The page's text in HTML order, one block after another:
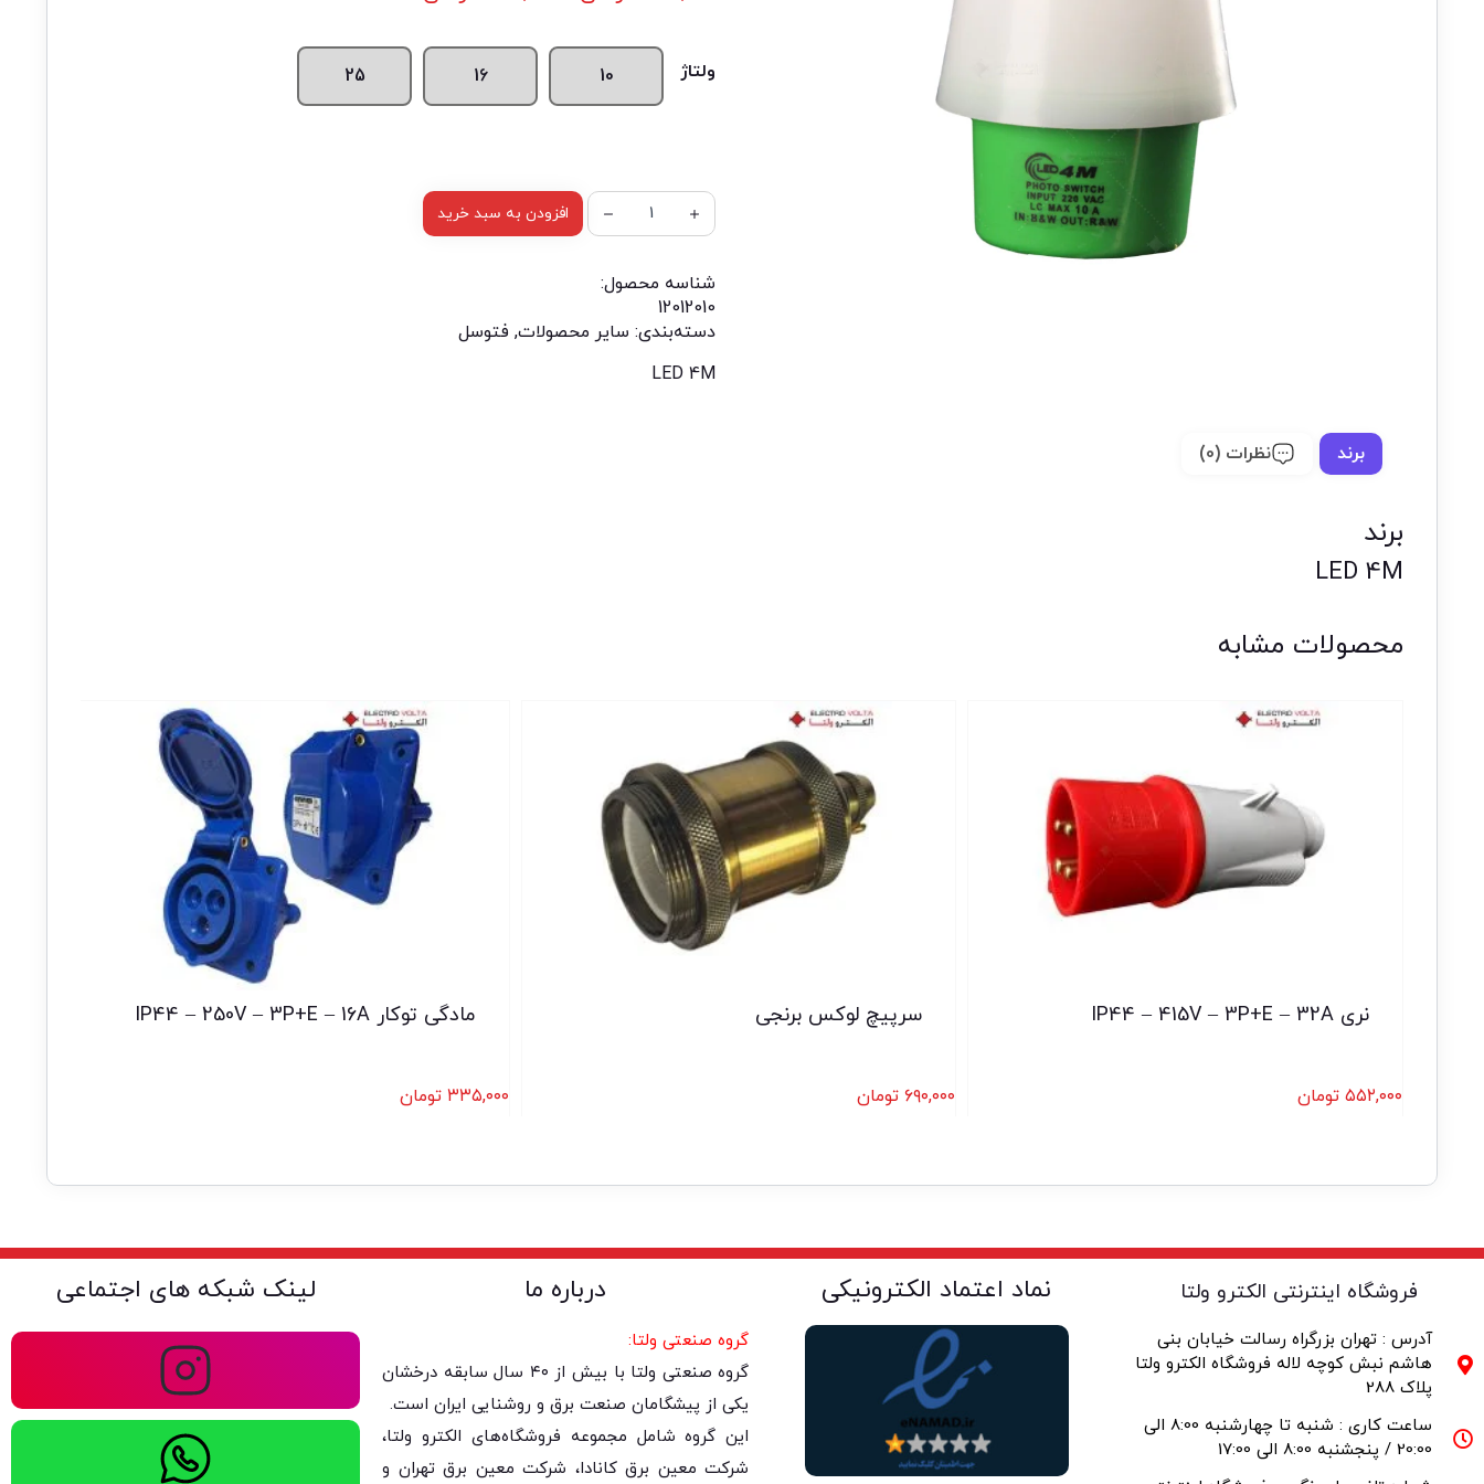
ولتاژ 10
16
25
افزودن به سبد خرید
شناسه محصول:
12012010
دسته‌بندی: سایر محصولات, فتوسل
LED 4M
برند نظرات (0)
برند
LED 4M
محصولات مشابه
نری IP44 – 415V – 3P+E – 32A
۵۵۲,۰۰۰ تومان
سرپیچ لوکس برنجی
۶۹۰,۰۰۰ تومان
مادگی توکار IP44 – 250V – 3P+E – 16A
۳۳۵,۰۰۰ تومان
فروشگاه اینترنتی الکترو ولتا
آدرس : تهران بزرگراه رسالت خیابان بنی
هاشم نبش کوچه لاله فروشگاه الکترو ولتا
پلاک 288
ساعت کاری : شنبه تا چهارشنبه 8:00 الی
20:00 / پنجشنبه 8:00 الی 17:00
نماد اعتماد الکترونیکی درباره ما
گروه صنعتی ولتا:
گروه صنعتی ولتا با بیش از ۴۰ سال سابقه درخشان
یکی از پیشگامان صنعت برق و روشنایی ایران است.
این گروه شامل مجموعه فروشگاه‌های الکترو ولتا،
شرکت معین برق کانادا، شرکت معین برق تهران و
لینک شبکه های اجتماعی